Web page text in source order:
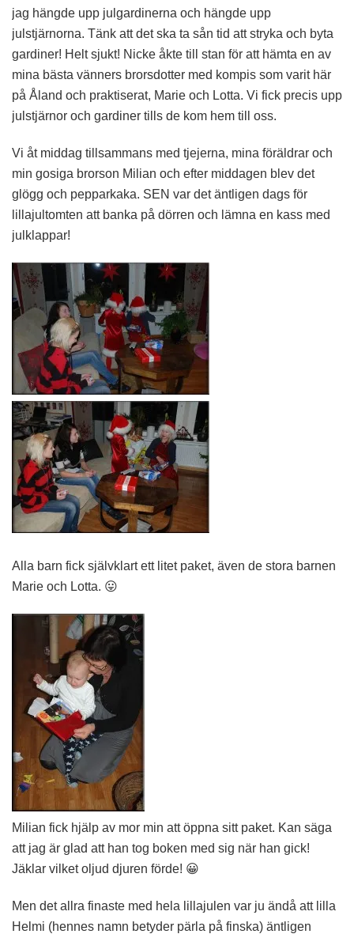
jag hängde upp julgardinerna och hängde upp
julstjärnorna. Tänk att det ska ta sån tid att stryka och byta
gardiner! Helt sjukt! Nicke åkte till stan för att hämta en av
mina bästa vänners brorsdotter med kompis som varit här
på Åland och praktiserat, Marie och Lotta. Vi fick precis upp
julstjärnor och gardiner tills de kom hem till oss.
Vi åt middag tillsammans med tjejerna, mina föräldrar och
min gosiga brorson Milian och efter middagen blev det
glögg och pepparkaka. SEN var det äntligen dags för
lillajultomten att banka på dörren och lämna en kass med
julklappar!
Alla barn fick självklart ett litet paket, även de stora barnen
Marie och Lotta. 😛
Milian fick hjälp av mor min att öppna sitt paket. Kan säga
att jag är glad att han tog boken med sig när han gick!
Jäklar vilket oljud djuren förde! 😀
Men det allra finaste med hela lillajulen var ju ändå att lilla
Helmi (hennes namn betyder pärla på finska) äntligen